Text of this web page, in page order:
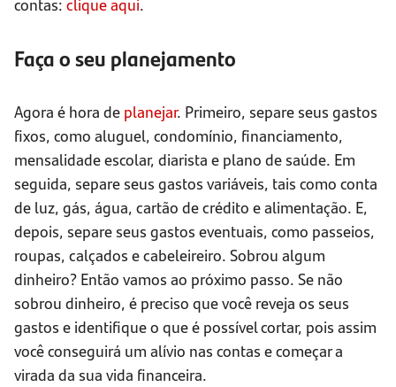
Faça o seu planejamento
Agora é hora de planejar. Primeiro, separe seus gastos
fixos, como aluguel, condomínio, financiamento,
mensalidade escolar, diarista e plano de saúde. Em
seguida, separe seus gastos variáveis, tais como conta
de luz, gás, água, cartão de crédito e alimentação. E,
depois, separe seus gastos eventuais, como passeios,
roupas, calçados e cabeleireiro. Sobrou algum
dinheiro? Então vamos ao próximo passo. Se não
sobrou dinheiro, é preciso que você reveja os seus
gastos e identifique o que é possível cortar, pois assim
você conseguirá um alívio nas contas e começar a
virada da sua vida financeira.